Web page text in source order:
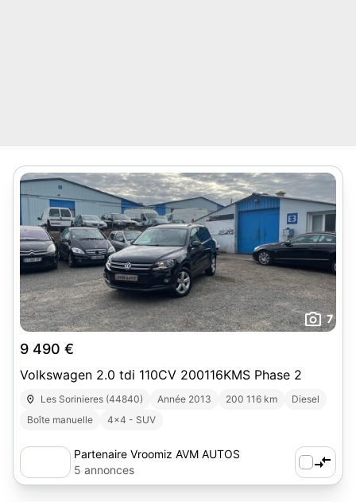
7
9 490 €
Volkswagen 2.0 tdi 110CV 200116KMS Phase 2
Les Sorinieres (44840) Année 2013 200 116 km
Diesel
Boîte manuelle
4x4 - SUV
Partenaire Vroomiz AVM AUTOS
5 annonces